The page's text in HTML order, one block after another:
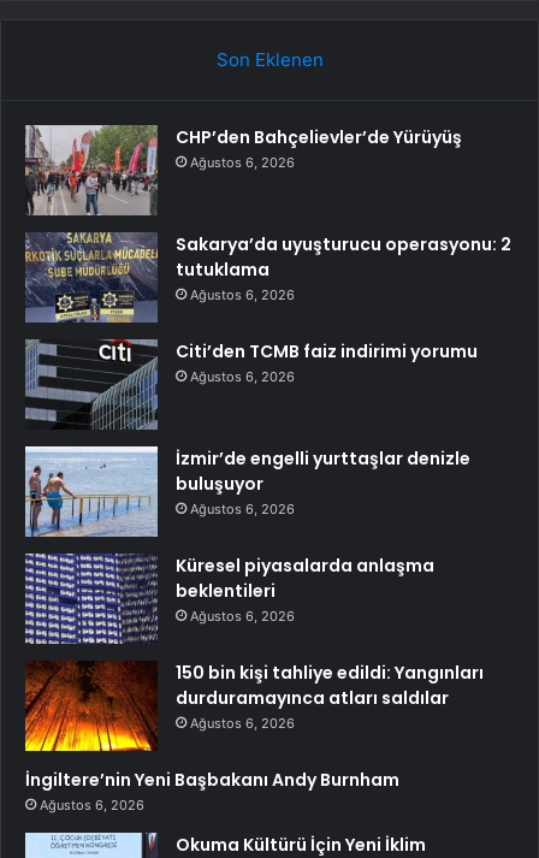
Son Eklenen
CHP’den Bahçelievler’de Yürüyüş
Ağustos 6, 2026
Sakarya’da uyuşturucu operasyonu: 2
tutuklama
Ağustos 6, 2026
Citi’den TCMB faiz indirimi yorumu
Ağustos 6, 2026
İzmir’de engelli yurttaşlar denizle
buluşuyor
Ağustos 6, 2026
Küresel piyasalarda anlaşma
beklentileri
Ağustos 6, 2026
150 bin kişi tahliye edildi: Yangınları
durduramayınca atları saldılar
Ağustos 6, 2026
İngiltere’nin Yeni Başbakanı Andy Burnham
Ağustos 6, 2026
Okuma Kültürü İçin Yeni İklim